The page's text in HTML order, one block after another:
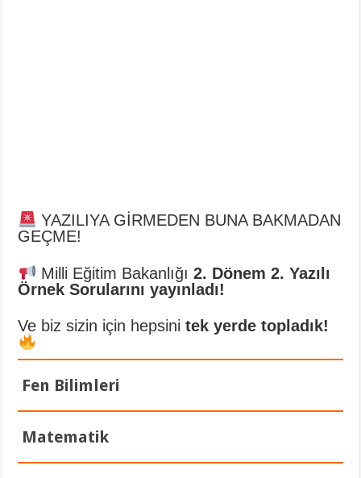
YAZILIYA GİRMEDEN BUNA BAKMADAN
GEÇME!
Milli Eğitim Bakanlığı2. Dönem 2. Yazılı
Örnek Sorularını yayınladı!
Ve biz sizin için hepsinitek yerde topladık!
Fen Bilimleri
Matematik